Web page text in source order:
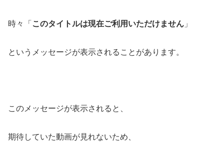
時々「 このタイトルは現在ご利用いただけません 」
というメッセージが表示されることがあります。
このメッセージが表示されると、
期待していた動画が見れないため、